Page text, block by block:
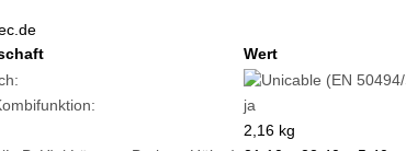
Wert
ja
2,16 kg